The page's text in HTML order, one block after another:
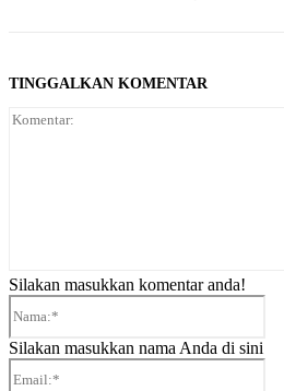
TINGGALKAN KOMENTAR
Silakan masukkan komentar anda!
Silakan masukkan nama Anda di sini